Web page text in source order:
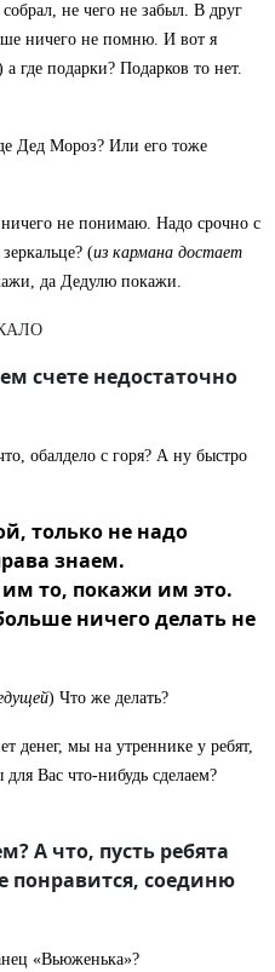
не чего не забыл. В друг
ничего не помню. И вот я
а где подарки? Подарков то нет.
Дед Мороз? Или его тоже
не понимаю. Надо срочно с
(из кармана достает
да Дедулю покажи.
счете недостаточно
обалдело с горя? А ну быстро
только не надо
знаем.
то, покажи им это.
ничего делать не
) Что же делать?
денег, мы на утреннике у ребят,
Вас что-нибудь сделаем?
А что, пусть ребята
понравится, соединю
«Вьюженька»?